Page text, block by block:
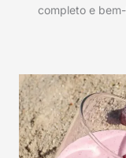
completo e